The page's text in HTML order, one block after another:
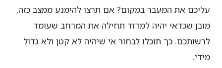
עליכם את המעבר במקום? אם תרצו להימנע ממצב כזה,
מובן שכדאי יהיה למדוד תחילה את המרחב שעומד
לרשותכם. כך תוכלו לבחור אי שיהיה לא קטן ולא גדול
מידי.